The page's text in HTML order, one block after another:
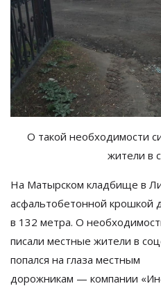
О такой необходимости
жители в
На Матырском кладбище в
асфальтобетонной крошкой
в 132 метра. О
писали местные жители в
попался на глаза местным
дорожникам — компании «